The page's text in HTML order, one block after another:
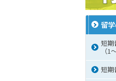
留
短期
（1
短期